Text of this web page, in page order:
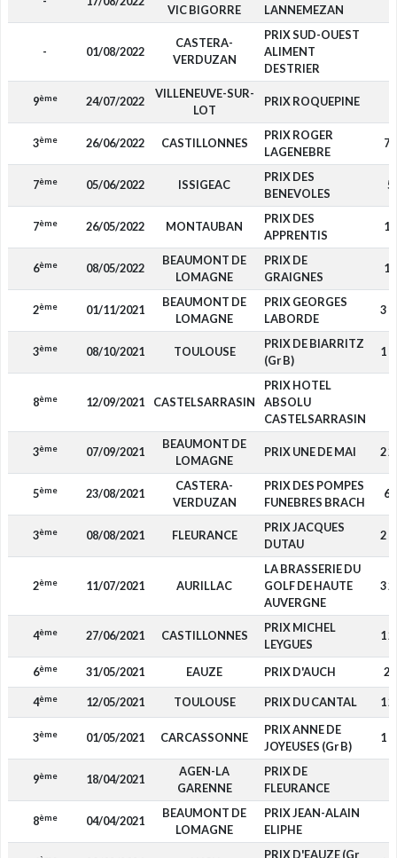
VIC BIGORRE LANNEMEZAN
- 01/08/2022
CASTERA-
VERDUZAN
PRIX SUD-OUEST
ALIMENT
DESTRIER
9ème 24/07/2022
VILLENEUVE-SUR-
LOT
PRIX ROQUEPINE
3ème 26/06/2022 CASTILLONNES
PRIX ROGER
LAGENEBRE
7ème 05/06/2022 ISSIGEAC
PRIX DES
BENEVOLES
7ème 26/05/2022 MONTAUBAN
PRIX DES
APPRENTIS
6ème 08/05/2022
BEAUMONT DE
LOMAGNE
PRIX DE
GRAIGNES
2ème 01/11/2021
BEAUMONT DE
LOMAGNE
PRIX GEORGES
LABORDE
3
3ème 08/10/2021 TOULOUSE
PRIX DE BIARRITZ
(Gr B)
1
8ème 12/09/2021 CASTELSARRASIN
PRIX HOTEL
ABSOLU
CASTELSARRASIN
3ème 07/09/2021
BEAUMONT DE
LOMAGNE
PRIX UNE DE MAI 2
5ème 23/08/2021
CASTERA-
VERDUZAN
PRIX DES POMPES
FUNEBRES BRACH
3ème 08/08/2021 FLEURANCE
PRIX JACQUES
DUTAU
2
2ème 11/07/2021 AURILLAC
LA BRASSERIE DU
GOLF DE HAUTE
AUVERGNE
3
4ème 27/06/2021 CASTILLONNES
PRIX MICHEL
LEYGUES
1
6ème 31/05/2021 EAUZE PRIX D'AUCH
4ème 12/05/2021 TOULOUSE PRIX DU CANTAL 1
3ème 01/05/2021 CARCASSONNE
PRIX ANNE DE
JOYEUSES (Gr B)
1
9ème 18/04/2021
AGEN-LA
GARENNE
PRIX DE
FLEURANCE
8ème 04/04/2021
BEAUMONT DE
LOMAGNE
PRIX JEAN-ALAIN
ELIPHE
PRIX D'EAUZE (Gr